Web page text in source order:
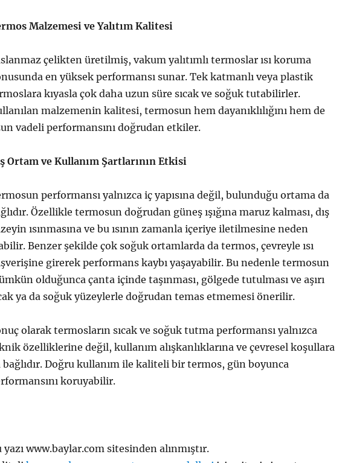
Malzemesi ve Yalıtım Kalitesi
çelikten üretilmiş, vakum yalıtımlı termoslar ısı koruma
en yüksek performansı sunar. Tek katmanlı veya plastik
kıyasla çok daha uzun süre sıcak ve soğuk tutabilirler.
malzemenin kalitesi, termosun hem dayanıklılığını hem de
vadeli performansını doğrudan etkiler.
Ortam ve Kullanım Şartlarının Etkisi
performansı yalnızca iç yapısına değil, bulunduğu ortama da
Özellikle termosun doğrudan güneş ışığına maruz kalması, dış
ısınmasına ve bu ısının zamanla içeriye iletilmesine neden
Benzer şekilde çok soğuk ortamlarda da termos, çevreyle ısı
girerek performans kaybı yaşayabilir. Bu nedenle termosun
olduğunca çanta içinde taşınması, gölgede tutulması ve aşırı
ya da soğuk yüzeylerle doğrudan temas etmemesi önerilir.
olarak termosların sıcak ve soğuk tutma performansı yalnızca
özelliklerine değil, kullanım alışkanlıklarına ve çevresel koşullara
bağlıdır. Doğru kullanım ile kaliteli bir termos, gün boyunca
koruyabilir.
yazı www.baylar.com sitesinden alınmıştır.